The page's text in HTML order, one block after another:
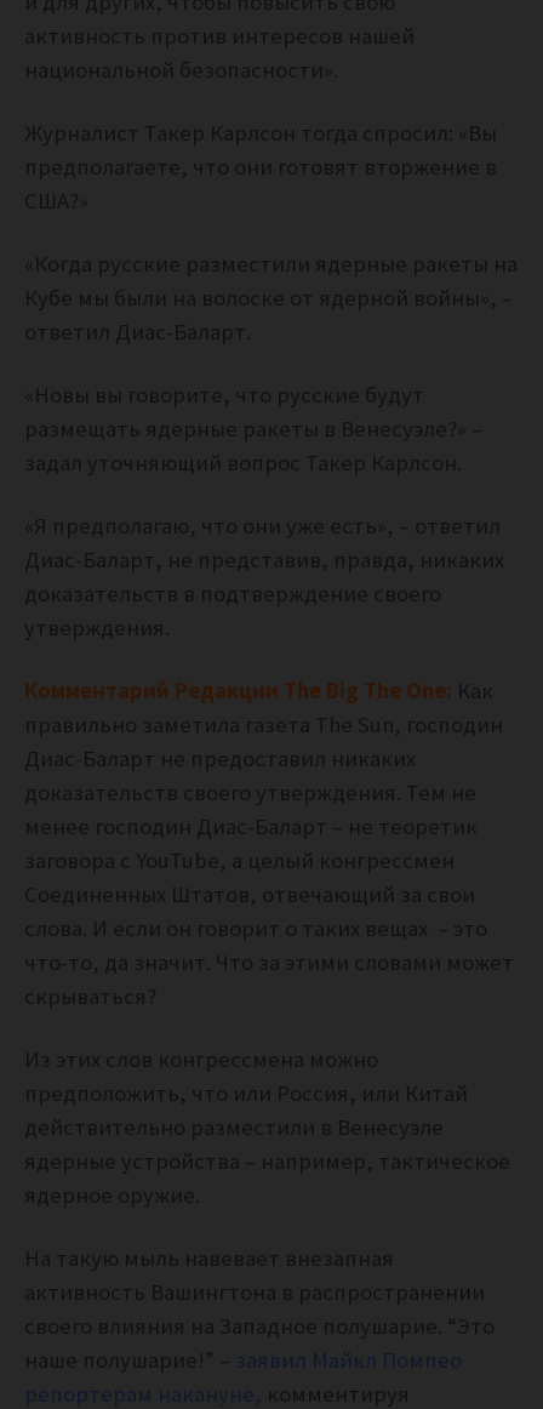
активность против интересов нашей
национальной безопасности».
Журналист Такер Карлсон тогда спросил: «Вы
предполагаете, что они готовят вторжение в
США?»
«Когда русские разместили ядерные ракеты на
Кубе мы были на волоске от ядерной войны», –
ответил Диас-Баларт.
«Новы вы говорите, что русские будут
размещать ядерные ракеты в Венесуэле?» –
задал уточняющий вопрос Такер Карлсон.
«Я предполагаю, что они уже есть», – ответил
Диас-Баларт, не представив, правда, никаких
доказательств в подтверждение своего
утверждения.
Комментарий Редакции The Big The One: Как
правильно заметила газета The Sun, господин
Диас-Баларт не предоставил никаких
доказательств своего утверждения. Тем не
менее господин Диас-Баларт – не теоретик
заговора с YouTube, а целый конгрессмен
Соединенных Штатов, отвечающий за свои
слова. И если он говорит о таких вещах – это
что-то, да значит. Что за этими словами может
скрываться?
Из этих слов конгрессмена можно
предположить, что или Россия, или Китай
действительно разместили в Венесуэле
ядерные устройства – например, тактическое
ядерное оружие.
На такую мыль навевает внезапная
активность Вашингтона в распространении
своего влияния на Западное полушарие. “Это
наше полушарие!” – заявил Майкл Помпео
репортерам накануне, комментируя